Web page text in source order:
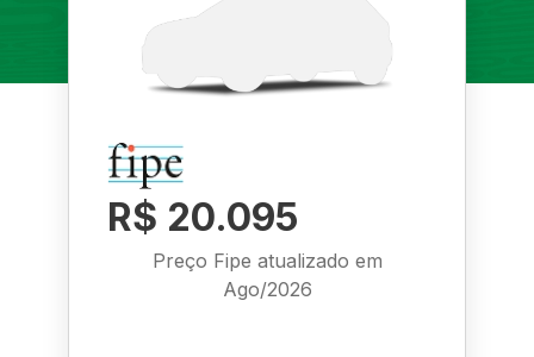
R$ 20.095
Preço Fipe atualizado em
Ago/2026